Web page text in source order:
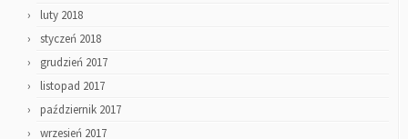
luty 2018
styczeń 2018
grudzień 2017
listopad 2017
październik 2017
wrzesień 2017